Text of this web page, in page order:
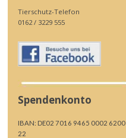
Tierschutz-Telefon
0162 / 3229 555
Spendenkonto
IBAN: DE02 7016 9465 0002 6200
22